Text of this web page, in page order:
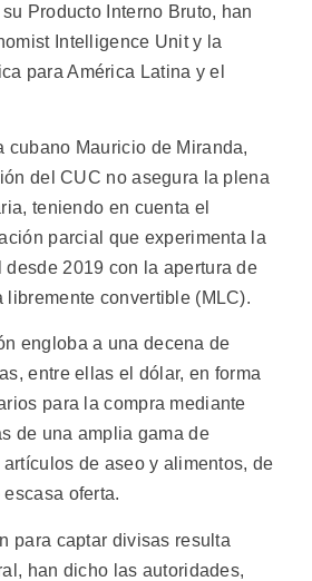
Producto Interno Bruto, han
Intelligence Unit y la
para América Latina y el
cubano Mauricio de Miranda,
del CUC no asegura la plena
teniendo en cuenta el
parcial que experimenta la
2019 con la apertura de
libremente convertible (MLC).
engloba a una decena de
entre ellas el dólar, en forma
para la compra mediante
de una amplia gama de
de aseo y alimentos, de
oferta.
para captar divisas resulta
han dicho las autoridades,